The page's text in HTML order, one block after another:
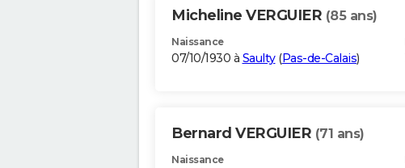
Micheline VERGUIER (85 ans)
Naissance
07/10/1930 à Saulty(Pas-de-Calais)
Bernard VERGUIER (71 ans)
Naissance